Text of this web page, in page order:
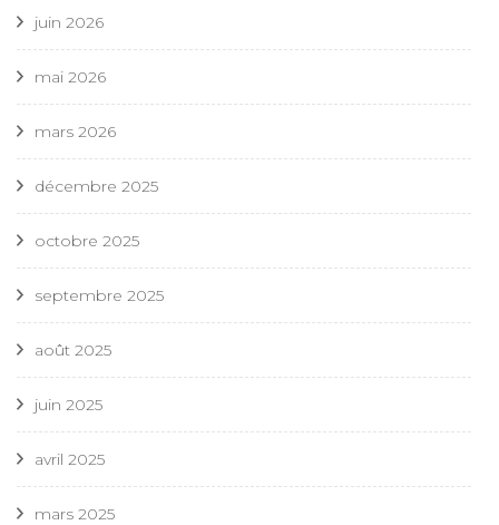
juin 2026
mai 2026
mars 2026
décembre 2025
octobre 2025
septembre 2025
août 2025
juin 2025
avril 2025
mars 2025